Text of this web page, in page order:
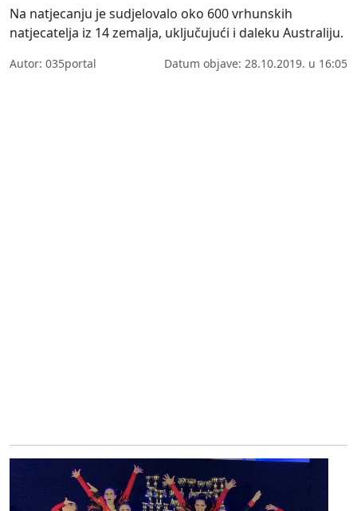
Na natjecanju je sudjelovalo oko 600 vrhunskih
natjecatelja iz 14 zemalja, uključujući i daleku Australiju.
Autor: 035portal Datum objave: 28.10.2019. u 16:05